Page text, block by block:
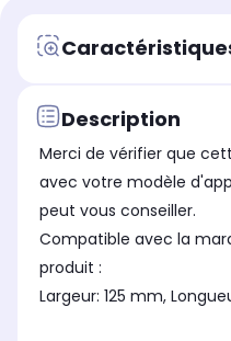
Description
Merci de vérifier que
avec votre modèle
peut vous conseiller.
Compatible avec la marque
produit :
Largeur: 125 mm,